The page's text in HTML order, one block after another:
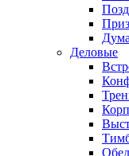
Деловые